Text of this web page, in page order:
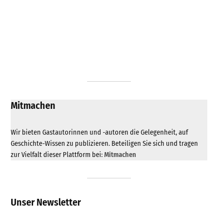
Mitmachen
Wir bieten Gastautorinnen und -autoren die Gelegenheit, auf
Geschichte-Wissen zu publizieren. Beteiligen Sie sich und tragen
zur Vielfalt dieser Plattform bei:Mitmachen
Unser Newsletter